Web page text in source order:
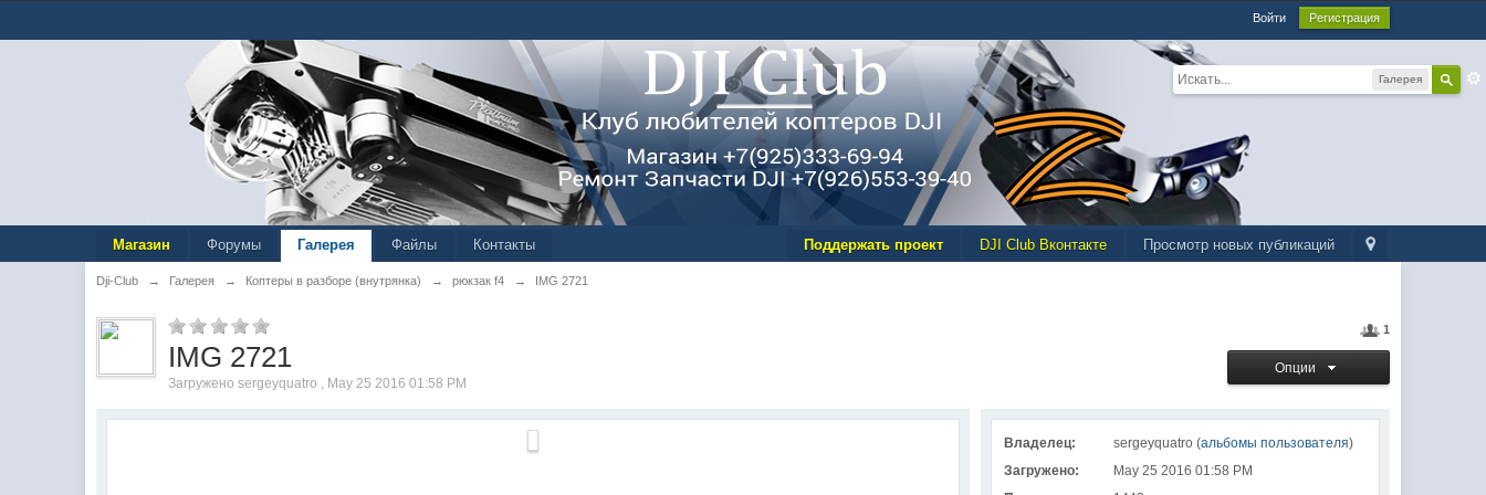
Войти Регистрация
Галерея
Просмотр новых публикаций
DJI Club Вконтакте
Поддержать проект
Магазин Форумы Галерея Файлы Контакты
Dji-Club → Галерея → Коптеры в разборе (внутрянка) → рюкзак f4 → IMG 2721
1
Опции
IMG 2721
Загружено sergeyquatro , May 25 2016 01:58 PM
Владелец: sergeyquatro (альбомы пользователя)
Загружено:
May 25 2016 01:58 PM